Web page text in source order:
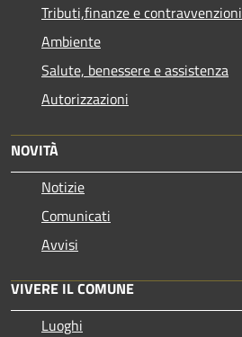
Tributi,finanze e contravvenzioni
Ambiente
Salute, benessere e assistenza
Autorizzazioni
NOVITÀ
Notizie
Comunicati
Avvisi
VIVERE IL COMUNE
Luoghi